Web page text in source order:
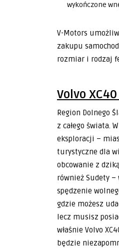
wykończone
V-Motors
zakupu
rozmiar i rodzaj
Volvo XC40
Region Dolnego
z całego świata.
eksploracji –
turystyczne dla
obcowanie z
również Sudety
spędzenie
gdzie możesz
lecz musisz
właśnie Volvo
będzie